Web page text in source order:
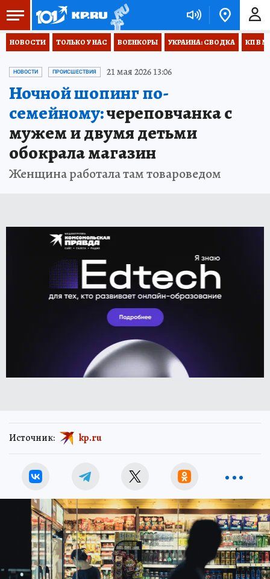
НОВОСТИ ТОЛЬКО У НАС ВОЕНКОРЫ УКРАИНА: СВОДКА КП В
НОВОСТИ ПРОИСШЕСТВИЯ 21 мая 2026 13:06
Ночной шопинг по-
семейному:череповчанка с
мужем и двумя детьми
обокрала магазин
Женщина работала там товароведом
Источник: kp.ru